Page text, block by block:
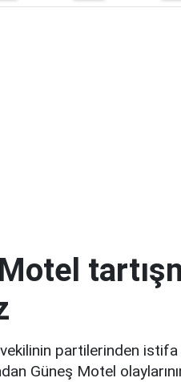
partilerinden
Güneş Motel